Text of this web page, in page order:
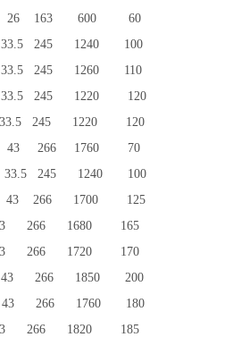
26 163 600 60
33.5 245 1240 100
245 1260 110
33.5 245 1220 120
33.5 245 1220 120
43 266 1760 70
33.5 245 1240 100
43 266 1700 125
266 1680 165
43 266 1720 170
43 266 1850 200
43 266 1760 180
43 266 1820 185